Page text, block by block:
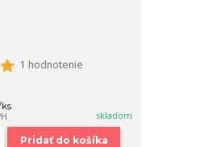
1 hodnotenie
ks
skladom
Pridať do košíka